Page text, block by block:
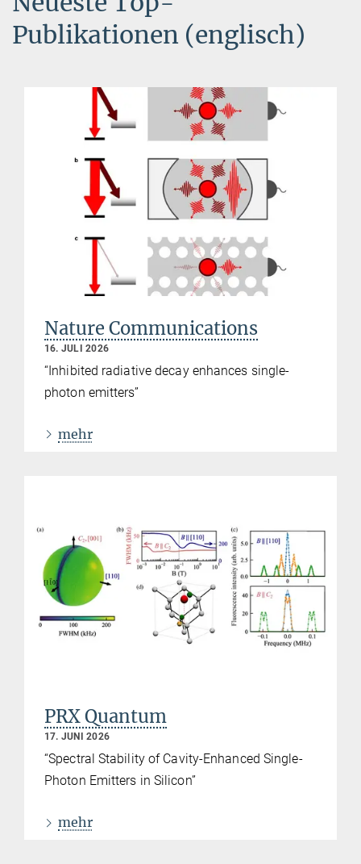
Publikationen (englisch)
Nature Communications
16. JULI 2026
“Inhibited radiative decay enhances single-
photon emitters”
mehr
PRX Quantum
17. JUNI 2026
“Spectral Stability of Cavity-Enhanced Single-
Photon Emitters in Silicon”
mehr